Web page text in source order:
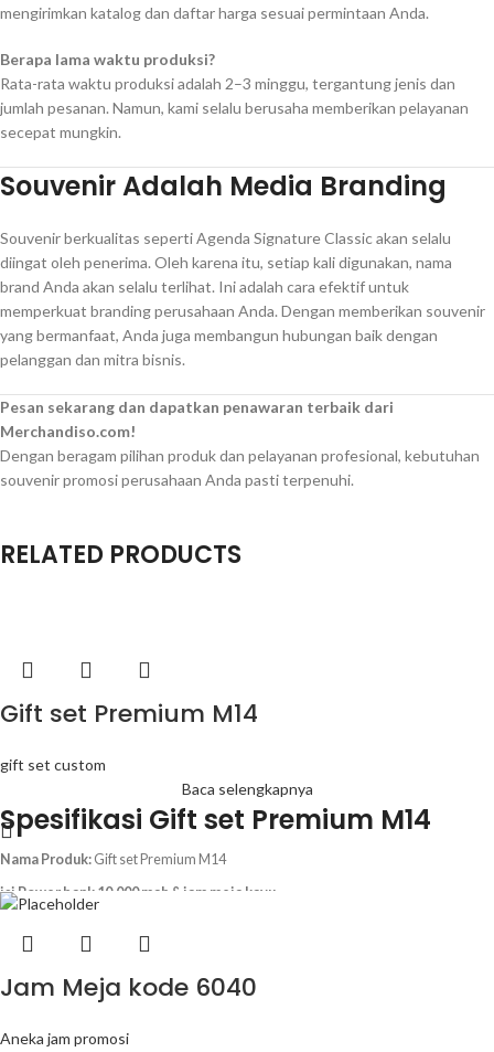
mengirimkan katalog dan daftar harga sesuai permintaan Anda.
Berapa lama waktu produksi?
Rata-rata waktu produksi adalah 2–3 minggu, tergantung jenis dan
jumlah pesanan. Namun, kami selalu berusaha memberikan pelayanan
secepat mungkin.
Souvenir Adalah Media Branding
Souvenir berkualitas seperti Agenda Signature Classic akan selalu
diingat oleh penerima. Oleh karena itu, setiap kali digunakan, nama
brand Anda akan selalu terlihat. Ini adalah cara efektif untuk
memperkuat branding perusahaan Anda. Dengan memberikan souvenir
yang bermanfaat, Anda juga membangun hubungan baik dengan
pelanggan dan mitra bisnis.
Pesan sekarang dan dapatkan penawaran terbaik dari
Merchandiso.com!
Dengan beragam pilihan produk dan pelayanan profesional, kebutuhan
souvenir promosi perusahaan Anda pasti terpenuhi.
RELATED PRODUCTS
Gift set Premium M14
gift set custom
Baca selengkapnya
Spesifikasi Gift set Premium M14
Nama Produk: Gift set Premium M14
isi Power bank 10.000 mah & jam meja kayu
Jika Anda membutuhkan jumlah pesanan yang lebih besar atau lebih kecil, silakan
harga terbaik sesuai kebutuhan.
Jam Meja kode 6040
Aneka jam promosi